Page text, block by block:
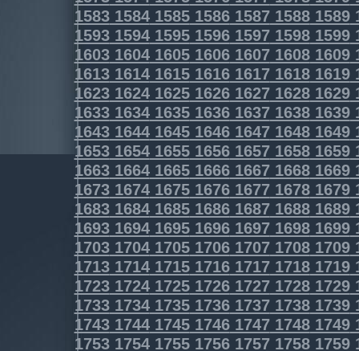
1583158415851586158715881589
1593159415951596159715981599
1603160416051606160716081609
1613161416151616161716181619
1623162416251626162716281629
1633163416351636163716381639
1643164416451646164716481649
1653165416551656165716581659
1663166416651666166716681669
1673167416751676167716781679
1683168416851686168716881689
1693169416951696169716981699
1703170417051706170717081709
1713171417151716171717181719
1723172417251726172717281729
1733173417351736173717381739
1743174417451746174717481749
1753175417551756175717581759